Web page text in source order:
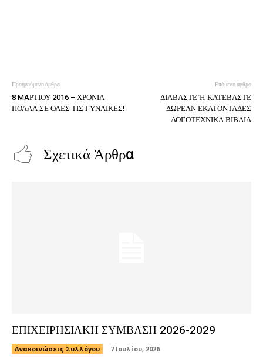
Προηγούμενο άρθρο
8 MAΡΤΙΟΥ 2016 – ΧΡΟΝΙΑ
ΠΟΛΛΑ ΣΕ ΟΛΕΣ ΤΙΣ ΓΥΝΑΙΚΕΣ!
Επόμενο άρθρο
ΔΙΑΒΑΣΤΕ Ή ΚΑΤΕΒΑΣΤΕ
ΔΩΡΕΑΝ ΕΚΑΤΟΝΤΑΔΕΣ
ΛΟΓΟΤΕΧΝΙΚΑ ΒΙΒΛΙΑ
Σχετικά Άρθρα
ΕΠΙΧΕΙΡΗΣΙΑΚΗ ΣΥΜΒΑΣΗ 2026-2029
Ανακοινώσεις Συλλόγου 7 Ιουλίου, 2026